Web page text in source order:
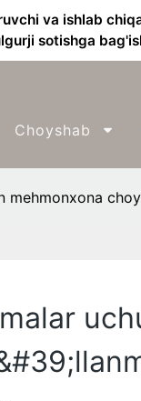
va ishlab
sotishga
Choyshab
mehmonxona